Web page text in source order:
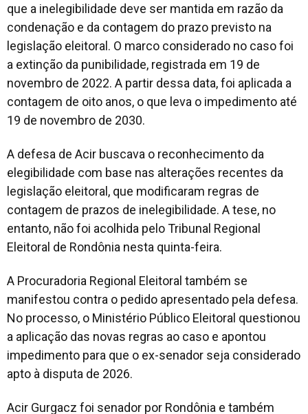
que a inelegibilidade deve ser mantida em razão da
condenação e da contagem do prazo previsto na
legislação eleitoral. O marco considerado no caso foi
a extinção da punibilidade, registrada em 19 de
novembro de 2022. A partir dessa data, foi aplicada a
contagem de oito anos, o que leva o impedimento até
19 de novembro de 2030.
A defesa de Acir buscava o reconhecimento da
elegibilidade com base nas alterações recentes da
legislação eleitoral, que modificaram regras de
contagem de prazos de inelegibilidade. A tese, no
entanto, não foi acolhida pelo Tribunal Regional
Eleitoral de Rondônia nesta quinta-feira.
A Procuradoria Regional Eleitoral também se
manifestou contra o pedido apresentado pela defesa.
No processo, o Ministério Público Eleitoral questionou
a aplicação das novas regras ao caso e apontou
impedimento para que o ex-senador seja considerado
apto à disputa de 2026.
Acir Gurgacz foi senador por Rondônia e também